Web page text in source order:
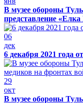
В музее обороны
представление
06
дек
6 декабря 2021 года
29
окт
В музее обороны